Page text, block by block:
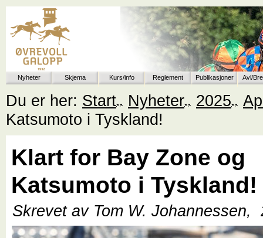
Nyheter Skjema Kurs/info Reglement Publikasjoner Avl/
Du er her: Start Nyheter 2025
Katsumoto i Tyskland!
Klart for Bay Zone og
Katsumoto i Tyskland!
Skrevet av Tom W. Johannessen,